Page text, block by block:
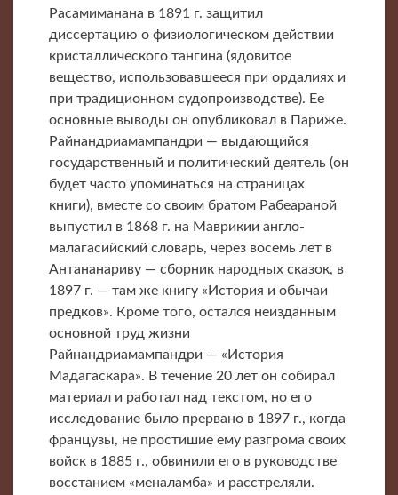
Расамиманана в 1891 г. защитил
диссертацию о физиологическом действии
кристаллического тангина (ядовитое
вещество, использовавшееся при ордалиях и
при традиционном судопроизводстве). Ее
основные выводы он опубликовал в Париже.
Райнандриамампандри — выдающийся
государственный и политический деятель (он
будет часто упоминаться на страницах
книги), вместе со своим братом Рабеараной
выпустил в 1868 г. на Маврикии англо-
малагасийский словарь, через восемь лет в
Антананариву — сборник народных сказок, в
1897 г. — там же книгу «История и обычаи
предков». Кроме того, остался неизданным
основной труд жизни
Райнандриамампандри — «История
Мадагаскара». В течение 20 лет он собирал
материал и работал над текстом, но его
исследование было прервано в 1897 г., когда
французы, не простишие ему разгрома своих
войск в 1885 г., обвинили его в руководстве
восстанием «меналамба» и расстреляли.